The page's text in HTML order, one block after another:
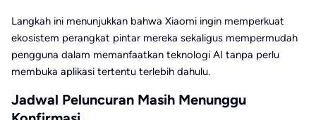
Langkah ini menunjukkan bahwa Xiaomi ingin memperkuat
ekosistem perangkat pintar mereka sekaligus mempermudah
pengguna dalam memanfaatkan teknologi AI tanpa perlu
membuka aplikasi tertentu terlebih dahulu.
Jadwal Peluncuran Masih Menunggu